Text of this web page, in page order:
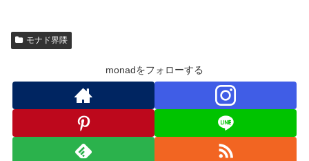
モナド界隈
monadをフォローする